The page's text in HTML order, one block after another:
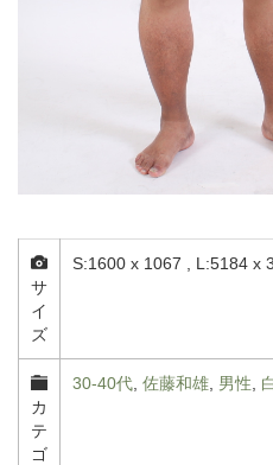
サ
イ
ズ
S:1600 x 1067 , L:5184 x
カ
テ
ゴ
30-40代 佐藤和雄 男性